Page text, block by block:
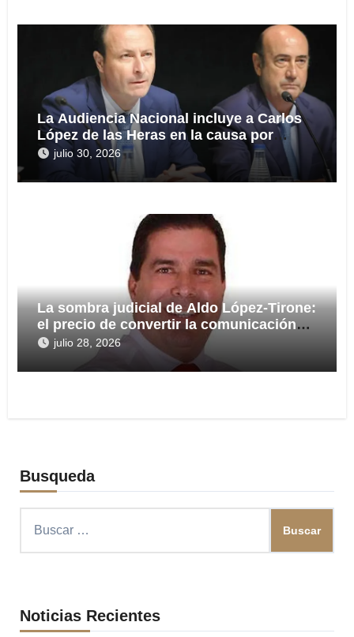
La Audiencia Nacional incluye a Carlos
López de las Heras en la causa por
presuntas irregularidades en el rescate
de 112,8 millones a Tubos Reunidos
julio 30, 2026
La sombra judicial de Aldo López-Tirone:
el precio de convertir la comunicación
en arma
julio 28, 2026
Busqueda
Noticias Recientes